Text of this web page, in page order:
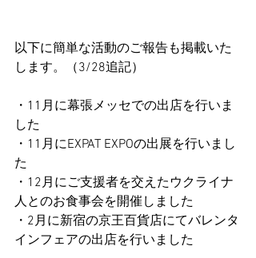
以下に簡単な活動のご報告も掲載いた
します。（3/28追記）
・11月に幕張メッセでの出店を行いま
した
・11月にEXPAT EXPOの出展を行いまし
た
・12月にご支援者を交えたウクライナ
人とのお食事会を開催しました
・2月に新宿の京王百貨店にてバレンタ
インフェアの出店を行いました